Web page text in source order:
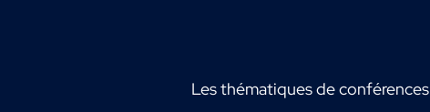
Les thématiques de conférences